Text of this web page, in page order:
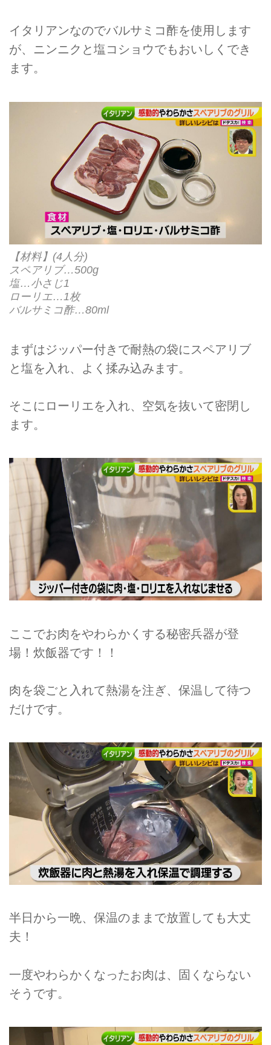
イタリアンなのでバルサミコ酢を使用します
が、ニンニクと塩コショウでもおいしくでき
ます。
【材料】(4人分)
スペアリブ…500g
塩…小さじ1
ローリエ…1枚
バルサミコ酢…80ml
まずはジッパー付きで耐熱の袋にスペアリブ
と塩を入れ、よく揉み込みます。
そこにローリエを入れ、空気を抜いて密閉し
ます。
ここでお肉をやわらかくする秘密兵器が登
場！炊飯器です！！
肉を袋ごと入れて熱湯を注ぎ、保温して待つ
だけです。
半日から一晩、保温のままで放置しても大丈
夫！
一度やわらかくなったお肉は、固くならない
そうです。